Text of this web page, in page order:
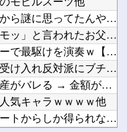
【にじ甲2026】そういや前から謎に思ってたんやがなんでマド...
【悲報】思春期の娘に「キモッ」と言われたお父さん、グレる他
賀喜遥香ちゃん、ミニカズーで最駆けを演奏ｗ【乃木坂46】他
【正論】ホリエモン、移民受け入れ反対派にブチギレ→スタジオ誰...
人気女性配信者さん、全財産がバレる → 金額がヤバすぎるｗｗ...
気キャラｗｗｗｗ他
【ウマ娘】海外のファンアートからしか得られない栄養素がある。...